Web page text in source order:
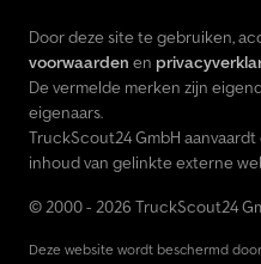
Door deze site te gebruiken,
voorwaarden en
De vermelde merken zijn
eigenaars.
TruckScout24 GmbH
inhoud van gelinkte externe
© 2000 - 2026 TruckScout24
Deze website wordt beschermd